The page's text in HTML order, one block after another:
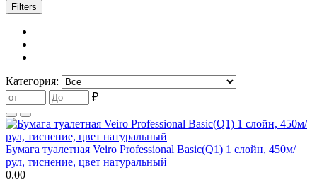
Filters
Категория:
₽
Бумага туалетная Veiro Professional Basic(Q1) 1 слойн, 450м/
рул, тиснение, цвет натуральный
0.00